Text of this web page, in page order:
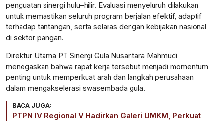
penguatan sinergi hulu–hilir. Evaluasi menyeluruh dilakukan
untuk memastikan seluruh program berjalan efektif, adaptif
terhadap tantangan, serta selaras dengan kebijakan nasional
di sektor pangan.
Direktur Utama PT Sinergi Gula Nusantara Mahmudi
menegaskan bahwa rapat kerja tersebut menjadi momentum
penting untuk memperkuat arah dan langkah perusahaan
dalam mengakselerasi swasembada gula.
BACA JUGA:
PTPN IV Regional V Hadirkan Galeri UMKM, Perkuat